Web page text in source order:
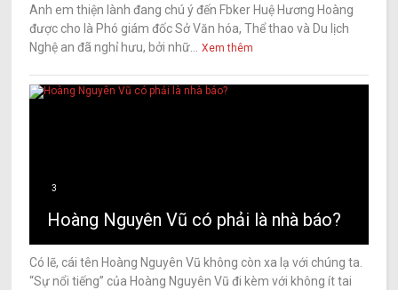
Anh em thiện lành đang chú ý đến Fbker Huệ Hương Hoàng
được cho là Phó giám đốc Sở Văn hóa, Thể thao và Du lịch
Nghệ an đã nghỉ hưu, bởi nhữ...
Xem thêm
3
Hoàng Nguyên Vũ có phải là nhà báo?
Có lẽ, cái tên Hoàng Nguyên Vũ không còn xa lạ với chúng ta.
“Sự nổi tiếng” của Hoàng Nguyên Vũ đi kèm với không ít tai